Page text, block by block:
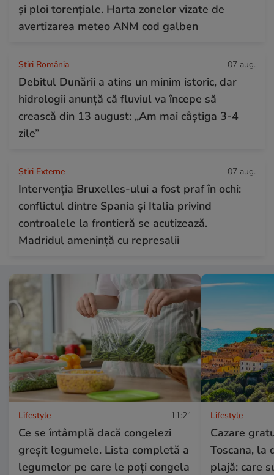
și ploi torențiale. Harta zonelor vizate de
avertizarea meteo ANM cod galben
Știri România 07 aug.
Debitul Dunării a atins un minim istoric, dar
hidrologii anunță că fluviul va începe să
crească din 13 august: „Am mai câștiga 3-4
zile”
Știri Externe 07 aug.
Intervenția Bruxelles-ului a fost praf în ochi:
conflictul dintre Spania și Italia privind
controalele la frontieră se acutizează.
Madridul amenință cu represalii
Lifestyle 11:21
Ce se întâmplă dacă congelezi
greșit legumele. Lista completă a
legumelor pe care le poți congela
Lifestyle
Cazare
Toscana, la
plajă: care